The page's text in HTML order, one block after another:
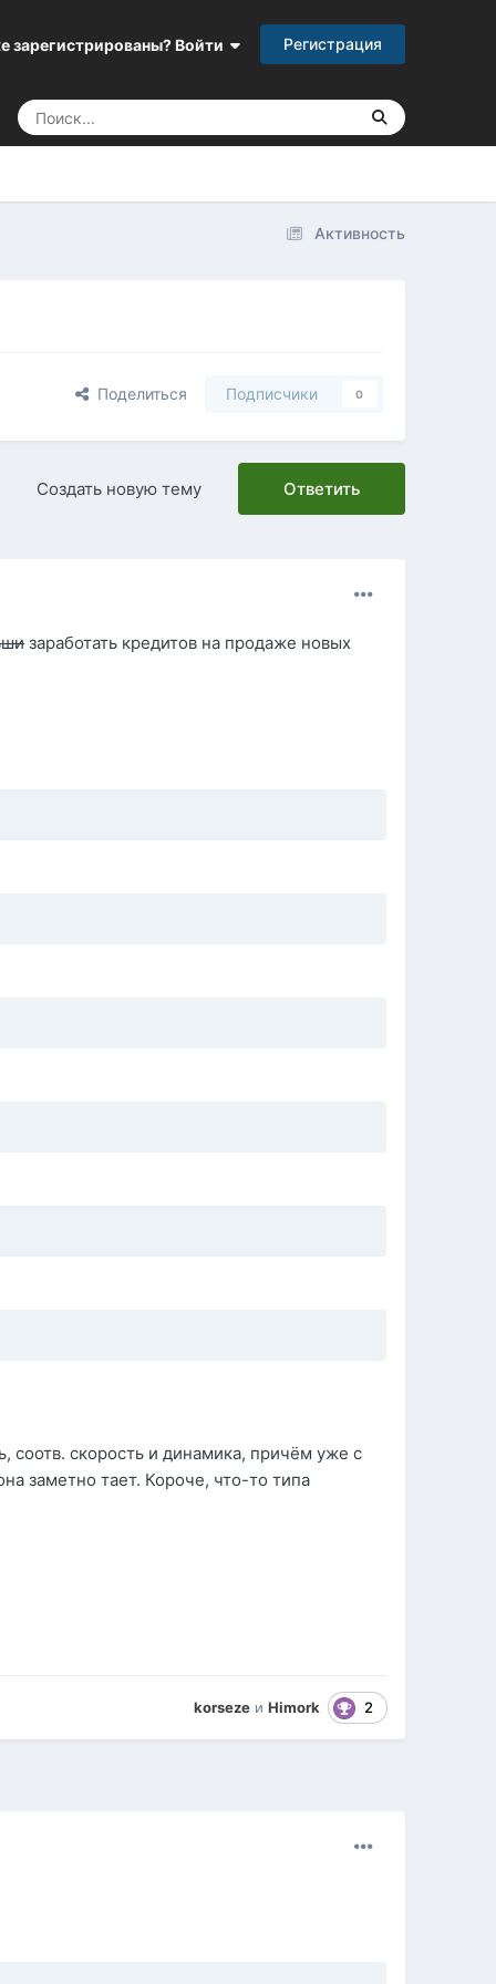
зарегистрированы? Войти Регистрация
Активность
Поделиться Подписчики 0
Ответить
Создать новую тему
заработать кредитов на продаже новых
соотв. скорость и динамика, причём уже с
заметно тает. Короче, что-то типа
korsezeи Himork 2